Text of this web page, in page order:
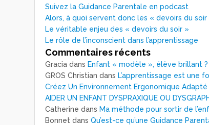
Suivez la Guidance Parentale en podcast
Alors, à quoi servent donc les « devoirs du soir
Le véritable enjeu des « devoirs du soir »
Le rôle de l’inconscient dans l’apprentissage
Commentaires récents
Gracia dans Enfant « modèle », élève brillant
GROS Christian dans L’apprentissage est une
Créez Un Environnement Ergonomique
AIDER UN ENFANT DYSPRAXIQUE OU
Catherine dans Ma méthode pour sortir de
Bonnet dansQu’est-ce qu’une Guidance